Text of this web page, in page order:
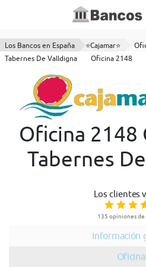
Los Bancos en España ⭐Cajamar⭐
Tabernes De Valldigna
Oficina 2148
Oficina 2148
Tabernes
Los clientes
135 opiniones de
Información